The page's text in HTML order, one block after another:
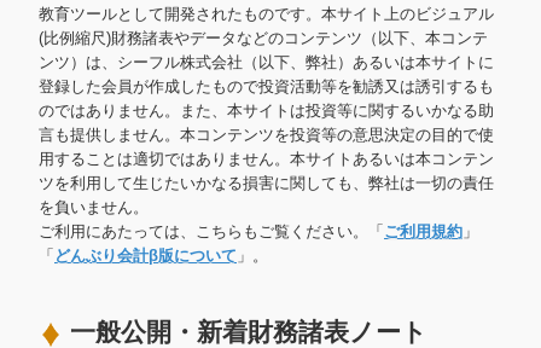
教育ツールとして開発されたものです。本サイト上のビジュアル
(比例縮尺)財務諸表やデータなどのコンテンツ（以下、本コンテ
ンツ）は、シーフル株式会社（以下、弊社）あるいは本サイトに
登録した会員が作成したもので投資活動等を勧誘又は誘引するも
のではありません。また、本サイトは投資等に関するいかなる助
言も提供しません。本コンテンツを投資等の意思決定の目的で使
用することは適切ではありません。本サイトあるいは本コンテン
ツを利用して生じたいかなる損害に関しても、弊社は一切の責任
を負いません。
ご利用にあたっては、こちらもご覧ください。「 ご利用規約 」
「 どんぶり会計β版について 」。
一般公開・新着財務諸表ノート